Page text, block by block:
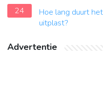
24
Hoe lang duurt
uitplast?
Advertentie